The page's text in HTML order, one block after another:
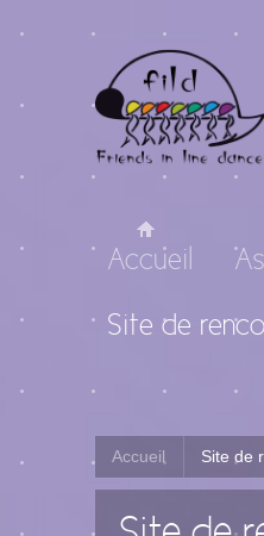
Accueil
Site de
Accueil Site de